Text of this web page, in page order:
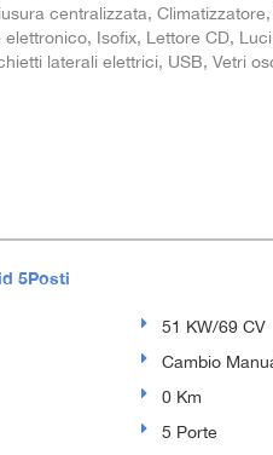
centralizzata, Climatizzatore,
Isofix, Lettore CD,
laterali elettrici, USB, Vetri
5Posti
51 KW/69 CV
Cambio
0 Km
5 Porte